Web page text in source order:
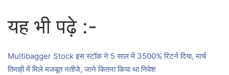
यह भी पढ़े :-
Multibagger Stock इस स्टॉक ने 5 साल में 3500% रिटर्न दिया, मार्च
तिमाही में मिले मजबूत नतीजे, जाने कितना किया था निवेश